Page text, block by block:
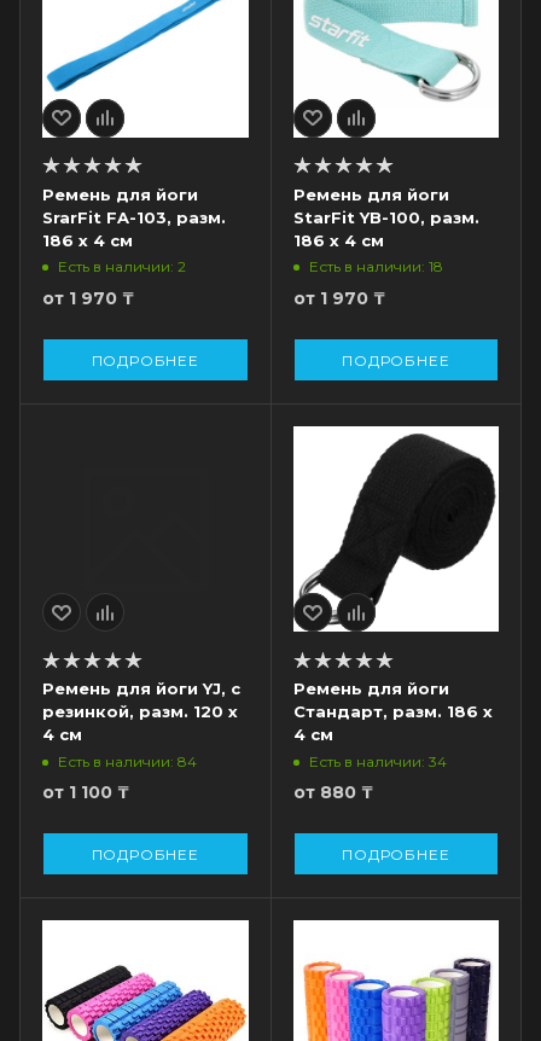
Ремень для йоги
SrarFit FA-103, разм.
186 х 4 см
Есть в наличии: 2
от 1 970 ₸
ПОДРОБНЕЕ
Ремень для йоги
StarFit YB-100, разм.
186 х 4 см
Есть в наличии: 18
от 1 970 ₸
ПОДРОБНЕЕ
Ремень для йоги YJ, с
резинкой, разм. 120 х
4 см
Есть в наличии: 84
от 1 100 ₸
ПОДРОБНЕЕ
Ремень для йоги
Стандарт, разм. 186 х
4 см
Есть в наличии: 34
от 880 ₸
ПОДРОБНЕЕ